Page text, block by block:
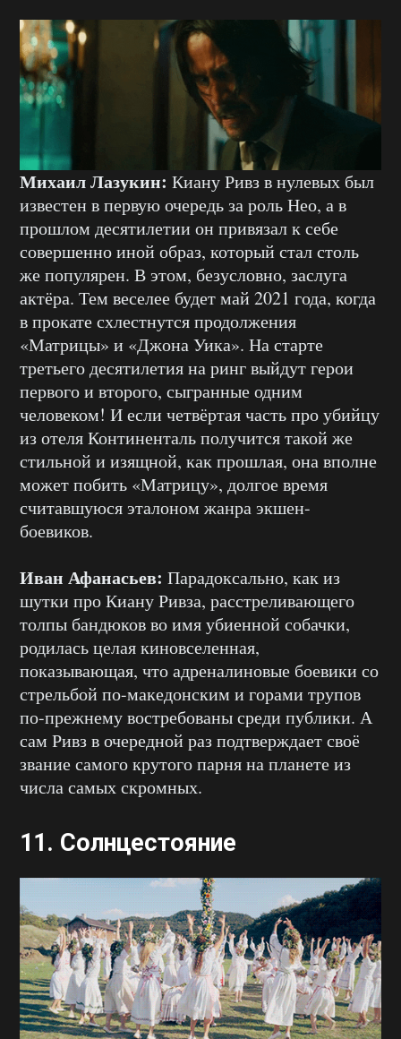
Михаил Лазукин: Киану Ривз в нулевых был
известен в первую очередь за роль Нео, а в
прошлом десятилетии он привязал к себе
совершенно иной образ, который стал столь
же популярен. В этом, безусловно, заслуга
актёра. Тем веселее будет май 2021 года, когда
в прокате схлестнутся продолжения
«Матрицы» и «Джона Уика». На старте
третьего десятилетия на ринг выйдут герои
первого и второго, сыгранные одним
человеком! И если четвёртая часть про убийцу
из отеля Континенталь получится такой же
стильной и изящной, как прошлая, она вполне
может побить «Матрицу», долгое время
считавшуюся эталоном жанра экшен-
боевиков.
Иван Афанасьев: Парадоксально, как из
шутки про Киану Ривза, расстреливающего
толпы бандюков во имя убиенной собачки,
родилась целая киновселенная,
показывающая, что адреналиновые боевики со
стрельбой по-македонским и горами трупов
по-прежнему востребованы среди публики. А
сам Ривз в очередной раз подтверждает своё
звание самого крутого парня на планете из
числа самых скромных.
11. Солнцестояние